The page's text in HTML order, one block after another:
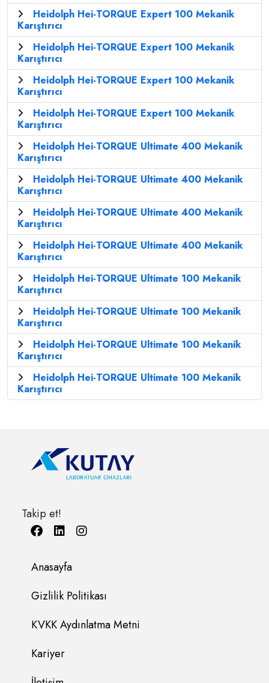
Heidolph Hei-TORQUE Expert 100 Mekanik
Karıştırıcı
Heidolph Hei-TORQUE Expert 100 Mekanik
Karıştırıcı
Heidolph Hei-TORQUE Expert 100 Mekanik
Karıştırıcı
Heidolph Hei-TORQUE Expert 100 Mekanik
Karıştırıcı
Heidolph Hei-TORQUE Ultimate 400 Mekanik
Karıştırıcı
Heidolph Hei-TORQUE Ultimate 400 Mekanik
Karıştırıcı
Heidolph Hei-TORQUE Ultimate 400 Mekanik
Karıştırıcı
Heidolph Hei-TORQUE Ultimate 400 Mekanik
Karıştırıcı
Heidolph Hei-TORQUE Ultimate 100 Mekanik
Karıştırıcı
Heidolph Hei-TORQUE Ultimate 100 Mekanik
Karıştırıcı
Heidolph Hei-TORQUE Ultimate 100 Mekanik
Karıştırıcı
Heidolph Hei-TORQUE Ultimate 100 Mekanik
Karıştırıcı
Takip et!
Anasayfa
Gizlilik Politikası
KVKK Aydınlatma Metni
Kariyer